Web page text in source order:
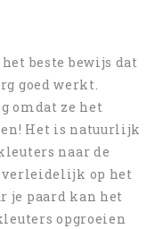
beste bewijs dat
goed werkt.
omdat ze het
Het is natuurlijk
naar de
verleidelijk op het
je paard kan het
opgroeien